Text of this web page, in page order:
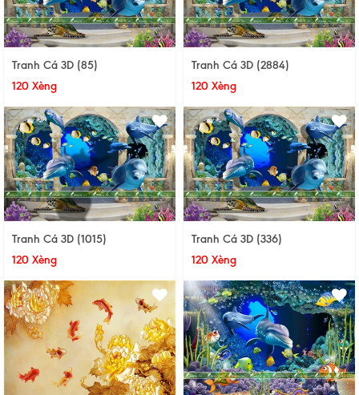
Tranh Cá 3D (85)
120 Xèng
Tranh Cá 3D (2884)
120 Xèng
Tranh Cá 3D (1015)
120 Xèng
Tranh Cá 3D (336)
120 Xèng